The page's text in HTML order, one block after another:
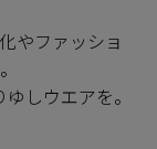
やファッショ
しウエアを。